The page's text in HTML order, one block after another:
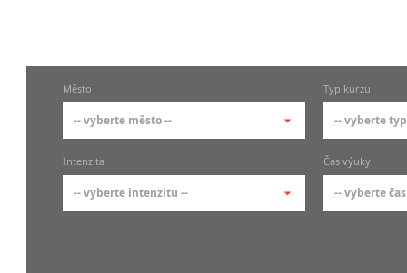
Město
-- vyberte město --
-- vyberte město --
pražské městské části
Typ kurzu
-- vyberte
-- vyberte
Intenzita
-- vyberte intenzitu --
Čas výuky
-- vyberte